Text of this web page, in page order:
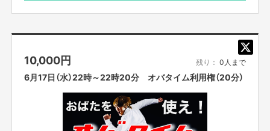
・パーソナルメンタルトレーニング
楽しいメンタルトレーニングをします。）
・お歌のお兄さん
（歌うま番組等出演多数のお兄さんが、即興ソングを歌い
ます。もちろん一緒に歌いましょう！）
・おばたのお兄さんに相談したい。
（取り扱い説明書の通り、様々な体験をしてきました！そ
10,000円 残り： 0人まで
6月17日（水）22時～22時20分 オバタイム利用権（20分）